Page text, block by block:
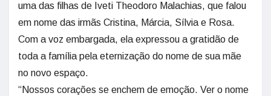
uma das filhas de Iveti Theodoro Malachias, que falou
em nome das irmãs Cristina, Márcia, Sílvia e Rosa.
Com a voz embargada, ela expressou a gratidão de
toda a família pela eternização do nome de sua mãe
no novo espaço.
“Nossos corações se enchem de emoção. Ver o nome